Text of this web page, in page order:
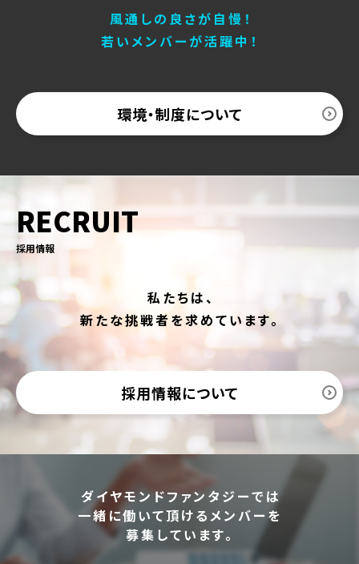
風通しの良さが自慢！
若いメンバーが活躍中！
環境・制度について
RECRUIT
採用情報
私たちは、
新たな挑戦者を求めています。
採用情報について
ダイヤモンドファンタジーでは
一緒に働いて頂けるメンバーを
募集しています。